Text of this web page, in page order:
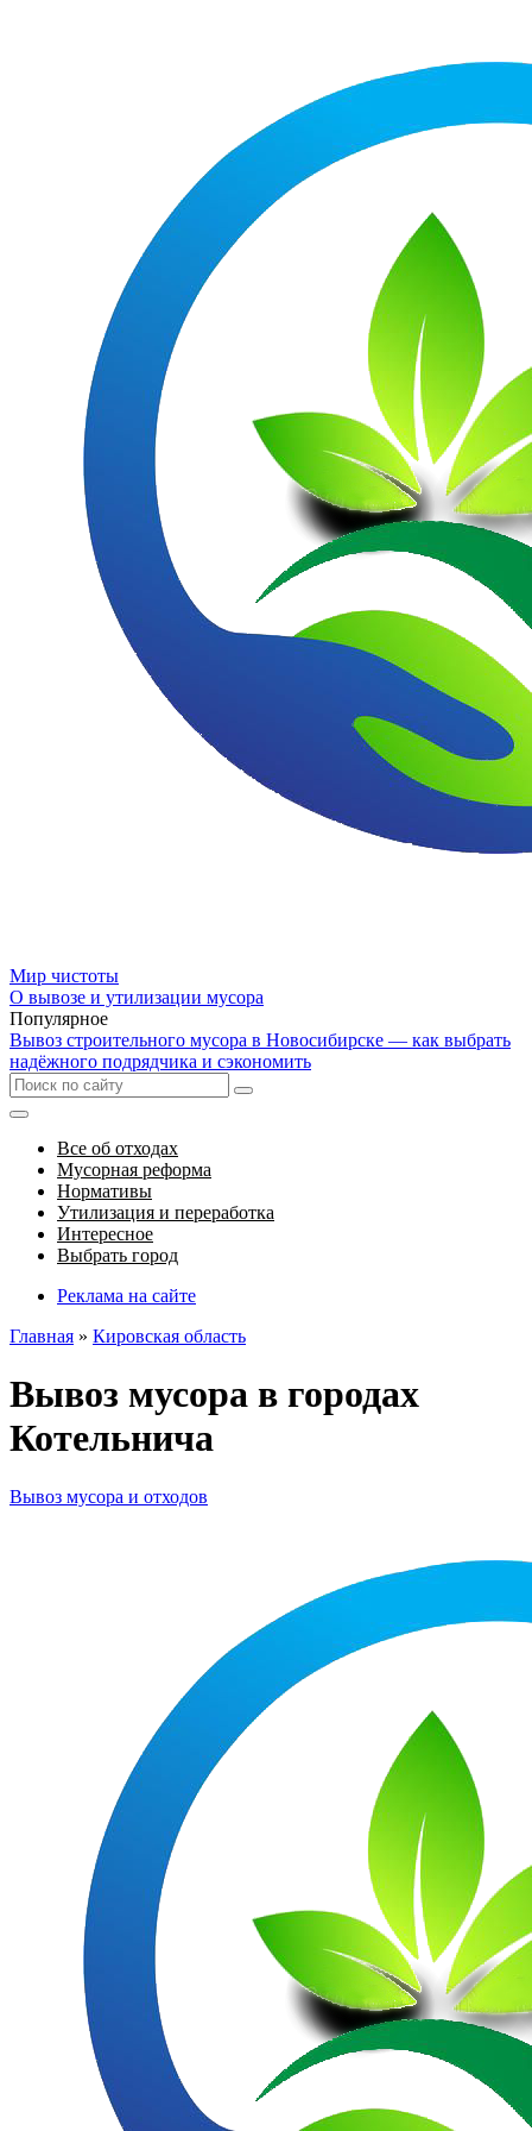
Мир чистоты
О вывозе и утилизации мусора
Популярное
Вывоз строительного мусора в Новосибирске — как выбрать
надёжного подрядчика и сэкономить
Все об отходах
Мусорная реформа
Нормативы
Утилизация и переработка
Интересное
Выбрать город
Реклама на сайте
Главная » Кировская область
Вывоз мусора в городах
Котельнича
Вывоз мусора и отходов